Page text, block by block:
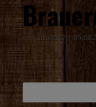
von alte7012 |